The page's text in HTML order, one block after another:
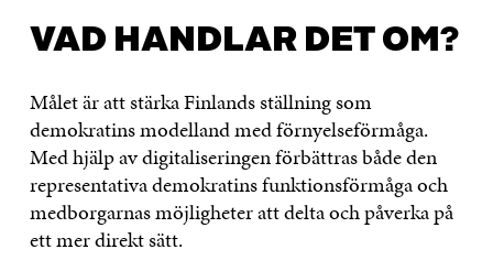
VAD HANDLAR DET OM?
Målet är att stärka Finlands ställning som
demokratins modelland med förnyelseförmåga.
Med hjälp av digitaliseringen förbättras både den
representativa demokratins funktionsförmåga och
medborgarnas möjligheter att delta och påverka på
ett mer direkt sätt.